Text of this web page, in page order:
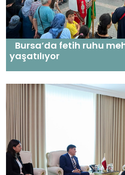
Bursa’da fetih ruhu
yaşatılıyor